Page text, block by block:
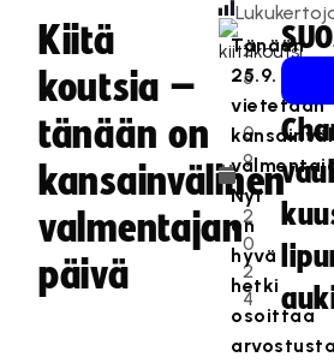
Kiitä
koutsia –
tänään on
kansainvälinen
valmentajan
päivä
2
5
.
0
9
.
2
0
2
4
Tänään
25.9.
vietetään
Nyt
on
hyvä
hetki
osoittaa
arvostusta